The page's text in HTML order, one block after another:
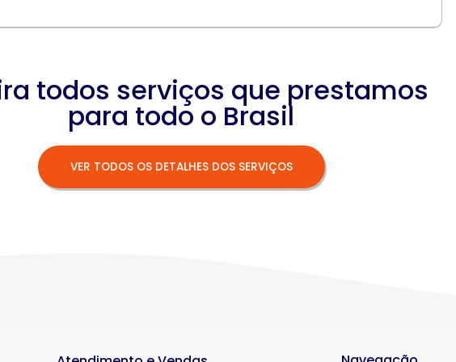
todos serviços que prestamos
para todo o Brasil
VER TODOS OS DETALHES DOS SERVIÇOS